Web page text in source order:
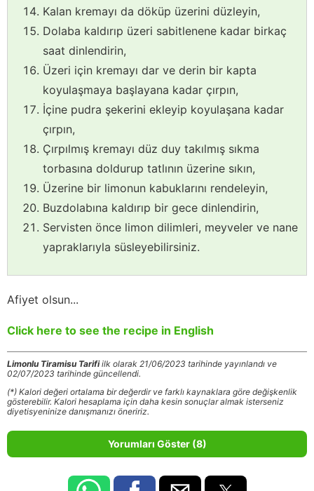
Kalan kremayı da döküp üzerini düzleyin,
Dolaba kaldırıp üzeri sabitlenene kadar birkaç
saat dinlendirin,
Üzeri için kremayı dar ve derin bir kapta
koyulaşmaya başlayana kadar çırpın,
İçine pudra şekerini ekleyip koyulaşana kadar
çırpın,
Çırpılmış kremayı düz duy takılmış sıkma
torbasına doldurup tatlının üzerine sıkın,
Üzerine bir limonun kabuklarını rendeleyin,
Buzdolabına kaldırıp bir gece dinlendirin,
Servisten önce limon dilimleri, meyveler ve nane
yapraklarıyla süsleyebilirsiniz.
Afiyet olsun...
Click here to see the recipe in English
Limonlu Tiramisu Tarifiilk olarak 21/06/2023 tarihinde yayınlandı ve
02/07/2023 tarihinde güncellendi.
(*) Kalori değeri ortalama bir değerdir ve farklı kaynaklara göre değişkenlik
gösterebilir. Kalori hesaplama için daha kesin sonuçlar almak isterseniz
diyetisyeninize danışmanızı öneririz.
Yorumları Göster (8)